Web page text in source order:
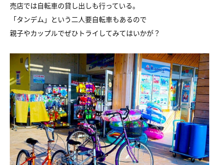
売店では自転車の貸し出しも行っている。
「タンデム」という二人要自転車もあるので
親子やカップルでぜひトライしてみてはいかが？